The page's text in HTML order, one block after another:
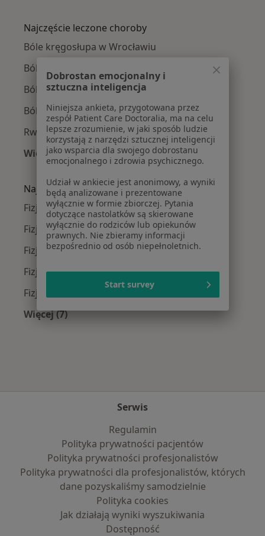
Najczęście leczone choroby
Bóle kręgosłupa w Wrocławiu
Ból barku w Wrocławiu
Ból biodra w Wrocławiu
Ból kolana w Wrocławiu
Rwa kulszowa w Wrocławiu
Więcej (15)
Więcej w kategorii: Najczęście leczone
Najpopularniejsze ubezpieczenia
Fizjoterapeuci z Allianz w Wrocławiu
Fizjoterapeuci z Medicover w Wrocławiu
Fizjoterapeuci z POLMED w Wrocławiu
Fizjoterapeuci z INTER Polska w Wrocławiu
Fizjoterapeuci z Compensa w Wrocławiu
Więcej (7)
Serwis
Regulamin
Polityka prywatności pacjentów
Polityka prywatności profesjonalistów
Polityka prywatności dla profesjonalistów, których
dane pozyskaliśmy samodzielnie
Polityka cookies
Jak działają wyniki wyszukiwania
Dostępność
Dobrostan emocjonalny i
sztuczna inteligencja
Niniejsza ankieta, przygotowana przez
zespół Patient Care Doctoralia, ma na celu
lepsze zrozumienie, w jaki sposób ludzie
korzystają z narzędzi sztucznej inteligencji
jako wsparcia dla swojego dobrostanu
emocjonalnego i zdrowia psychicznego.
Udział w ankiecie jest anonimowy, a wyniki
będą analizowane i prezentowane
wyłącznie w formie zbiorczej. Pytania
dotyczące nastolatków są skierowane
wyłącznie do rodziców lub opiekunów
prawnych. Nie zbieramy informacji
bezpośrednio od osób niepełnoletnich.
Start survey